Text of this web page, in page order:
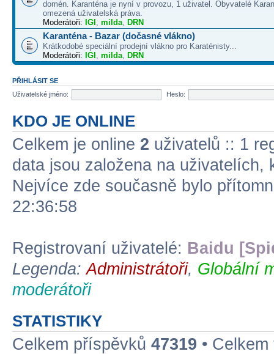
domén. Karanténa je nyní v provozu, 1 uživatel. Obyvatelé
omezená uživatelská práva.
Moderátoři: IGI , milda, DRN
Karanténa - Bazar (dočasné vlákno)
Krátkodobé speciální prodejní vlákno pro Karaténisty...
Moderátoři: IGI , milda, DRN
PŘIHLÁSIT SE
Uživatelské jméno:
Heslo:
KDO JE ONLINE
Celkem je online 2 uživatelů :: 1
data jsou založena na
Nejvíce zde současně bylo
22:36:58
Registrovaní uživatelé: Baidu
Legenda:Administrátoři, Globální
moderátoři
STATISTIKY
Celkem příspěvků 47319 •